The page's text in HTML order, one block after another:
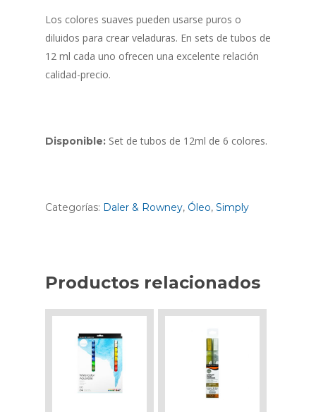
Los colores suaves pueden usarse puros o
diluidos para crear veladuras. En sets de tubos de
12 ml cada uno ofrecen una excelente relación
calidad-precio.
Disponible: Set de tubos de 12ml de 6 colores.
Categorías: Daler & Rowney, Óleo, Simply
Productos relacionados